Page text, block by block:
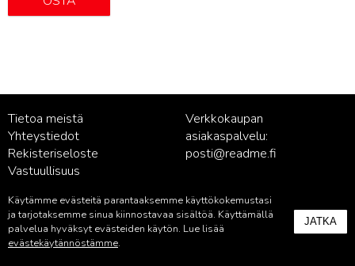
Tietoa meistä
Yhteystiedot
Rekisteriseloste
Vastuullisuus
Verkkokaupan
asiakaspalvelu:
posti@readme.fi
Kustantamon asiakaspalvelu:
palvelu@readme.fi
Käytämme evästeitä parantaaksemme käyttökokemustasi
ja tarjotaksemme sinua kiinnostavaa sisältöä. Käyttämällä
palvelua hyväksyt evästeiden käytön. Lue lisää
evästekäytännöstämme.
JATKA